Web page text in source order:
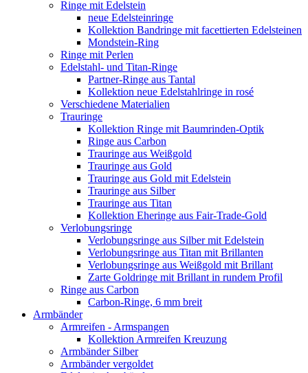
Ringe mit Edelstein
neue Edelsteinringe
Kollektion Bandringe mit facettierten Edelsteinen
Mondstein-Ring
Ringe mit Perlen
Edelstahl- und Titan-Ringe
Partner-Ringe aus Tantal
Kollektion neue Edelstahlringe in rosé
Verschiedene Materialien
Trauringe
Kollektion Ringe mit Baumrinden-Optik
Ringe aus Carbon
Trauringe aus Weißgold
Trauringe aus Gold
Trauringe aus Gold mit Edelstein
Trauringe aus Silber
Trauringe aus Titan
Kollektion Eheringe aus Fair-Trade-Gold
Verlobungsringe
Verlobungsringe aus Silber mit Edelstein
Verlobungsringe aus Titan mit Brillanten
Verlobungsringe aus Weißgold mit Brillant
Zarte Goldringe mit Brillant in rundem Profil
Ringe aus Carbon
Carbon-Ringe, 6 mm breit
Armbänder
Armreifen - Armspangen
Kollektion Armreifen Kreuzung
Armbänder Silber
Armbänder vergoldet